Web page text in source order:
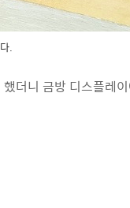
.
더니 금방 디스플레